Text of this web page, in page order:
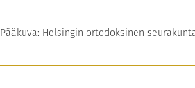
Pääkuva: Helsingin ortodoksinen